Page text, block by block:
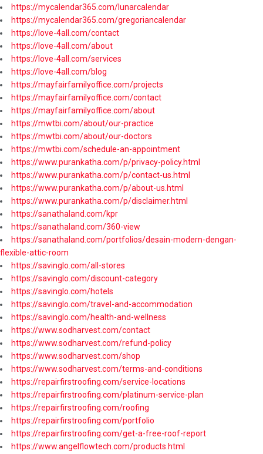
https://mycalendar365.com/lunarcalendar
https://mycalendar365.com/gregoriancalendar
https://love-4all.com/contact
https://love-4all.com/about
https://love-4all.com/services
https://love-4all.com/blog
https://mayfairfamilyoffice.com/projects
https://mayfairfamilyoffice.com/contact
https://mayfairfamilyoffice.com/about
https://mwtbi.com/about/our-practice
https://mwtbi.com/about/our-doctors
https://mwtbi.com/schedule-an-appointment
https://www.purankatha.com/p/privacy-policy.html
https://www.purankatha.com/p/contact-us.html
https://www.purankatha.com/p/about-us.html
https://www.purankatha.com/p/disclaimer.html
https://sanathaland.com/kpr
https://sanathaland.com/360-view
https://sanathaland.com/portfolios/desain-modern-dengan-
flexible-attic-room
https://savinglo.com/all-stores
https://savinglo.com/discount-category
https://savinglo.com/hotels
https://savinglo.com/travel-and-accommodation
https://savinglo.com/health-and-wellness
https://www.sodharvest.com/contact
https://www.sodharvest.com/refund-policy
https://www.sodharvest.com/shop
https://www.sodharvest.com/terms-and-conditions
https://repairfirstroofing.com/service-locations
https://repairfirstroofing.com/platinum-service-plan
https://repairfirstroofing.com/roofing
https://repairfirstroofing.com/portfolio
https://repairfirstroofing.com/get-a-free-roof-report
https://www.angelflowtech.com/products.html